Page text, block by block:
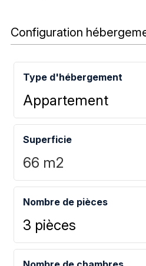
Configuration
Type d'hébergement
Appartement
Superficie
66 m2
Nombre de pièces
3 pièces